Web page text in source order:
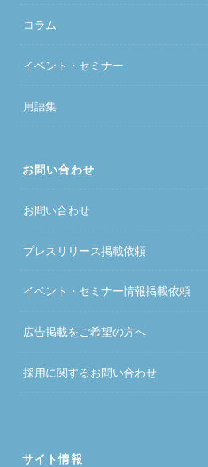
コラム
イベント・セミナー
用語集
お問い合わせ
お問い合わせ
プレスリリース掲載依頼
イベント・セミナー情報掲載依頼
広告掲載をご希望の方へ
採用に関するお問い合わせ
サイト情報